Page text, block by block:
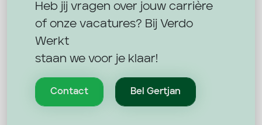
Heb jij vragen over jouw carrière
of onze vacatures? Bij Verdo
Werkt
staan we voor je klaar!
Contact Bel Gertjan